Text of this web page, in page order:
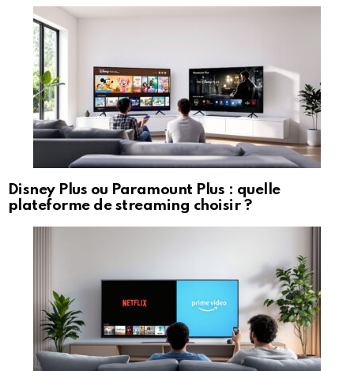
Disney Plus ou Paramount Plus : quelle
plateforme de streaming choisir ?